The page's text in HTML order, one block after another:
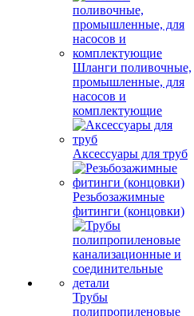
Шланги поливочные,
промышленные, для
насосов и
комплектующие
Аксессуары для труб
Резьбозажимные
фитинги (концовки)
Трубы
полипропиленовые